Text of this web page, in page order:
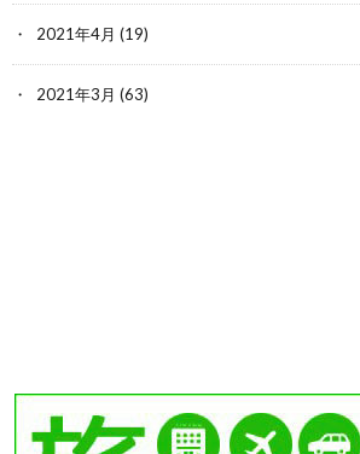
2021年4月 (19)
2021年3月 (63)